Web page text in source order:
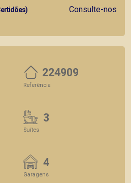
Consulte-nos
224909
Referência
3
Suítes
4
Garagens